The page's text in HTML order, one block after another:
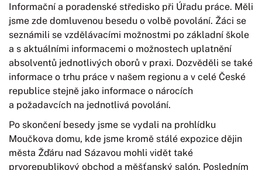
Informační a poradenské středisko při Úřadu práce. Měli
jsme zde domluvenou besedu o volbě povolání. Žáci se
seznámili se vzdělávacími možnostmi po základní škole
a s aktuálními informacemi o možnostech uplatnění
absolventů jednotlivých oborů v praxi. Dozvěděli se také
informace o trhu práce v našem regionu a v celé České
republice stejně jako informace o nárocích
a požadavcích na jednotlivá povolání.
Po skončení besedy jsme se vydali na prohlídku
Moučkova domu, kde jsme kromě stálé expozice dějin
města Žďáru nad Sázavou mohli vidět také
prvorepublikový obchod a měšťanský salón. Posledním